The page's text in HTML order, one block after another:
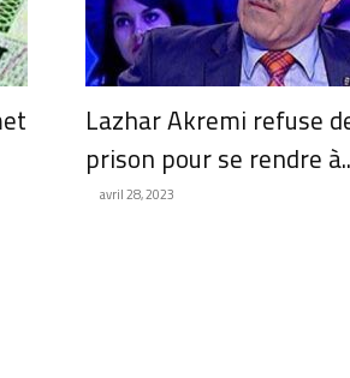
Lazhar Akremi refuse
prison pour se rendre
avril 28, 2023